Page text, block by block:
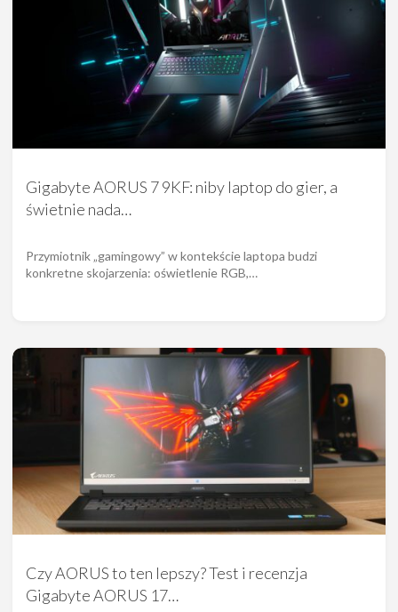
Gigabyte AORUS 7 9KF: niby laptop do gier, a
świetnie nada…
Przymiotnik „gamingowy” w kontekście laptopa budzi
konkretne skojarzenia: oświetlenie RGB,…
Czy AORUS to ten lepszy? Test i recenzja
Gigabyte AORUS 17…